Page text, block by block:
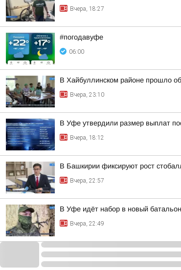
Вчера, 18:27
#погодавуфе
06:00
В Хайбуллинском районе прошло
Вчера, 23:10
В Уфе утвердили размер выплат
Вчера, 18:12
В Башкирии фиксируют рост
Вчера, 22:57
В Уфе идёт набор в новый
Вчера, 22:49